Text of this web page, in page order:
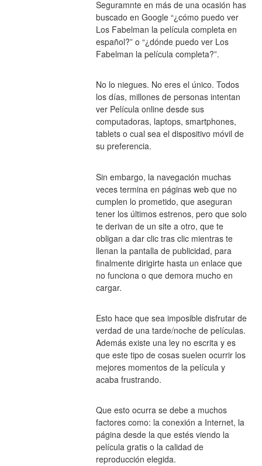
Seguramnte en más de una ocasión has
buscado en Google “¿cómo puedo ver
Los Fabelman la película completa en
español?” o “¿dónde puedo ver Los
Fabelman la película completa?”.
No lo niegues. No eres el único. Todos
los días, millones de personas intentan
ver Película online desde sus
computadoras, laptops, smartphones,
tablets o cual sea el dispositivo móvil de
su preferencia.
Sin embargo, la navegación muchas
veces termina en páginas web que no
cumplen lo prometido, que aseguran
tener los últimos estrenos, pero que solo
te derivan de un site a otro, que te
obligan a dar clic tras clic mientras te
llenan la pantalla de publicidad, para
finalmente dirigirte hasta un enlace que
no funciona o que demora mucho en
cargar.
Esto hace que sea imposible disfrutar de
verdad de una tarde/noche de películas.
Además existe una ley no escrita y es
que este tipo de cosas suelen ocurrir los
mejores momentos de la película y
acaba frustrando.
Que esto ocurra se debe a muchos
factores como: la conexión a Internet, la
página desde la que estés viendo la
película gratis o la calidad de
reproducción elegida.